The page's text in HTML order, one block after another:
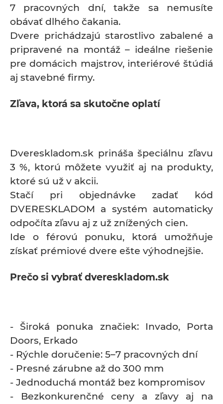
7 pracovných dní, takže sa nemusíte
obávať dlhého čakania.
Dvere prichádzajú starostlivo zabalené a
pripravené na montáž – ideálne riešenie
pre domácich majstrov, interiérové štúdiá
aj stavebné firmy.
Zľava, ktorá sa skutočne oplatí
Dvereskladom.sk prináša špeciálnu zľavu
3 %, ktorú môžete využiť aj na produkty,
ktoré sú už v akcii.
Stačí pri objednávke zadať kód
DVERESKLADOM a systém automaticky
odpočíta zľavu aj z už znížených cien.
Ide o férovú ponuku, ktorá umožňuje
získať prémiové dvere ešte výhodnejšie.
Prečo si vybrať dvereskladom.sk
- Široká ponuka značiek: Invado, Porta
Doors, Erkado
- Rýchle doručenie: 5–7 pracovných dní
- Presné zárubne až do 300 mm
- Jednoduchá montáž bez kompromisov
- Bezkonkurenčné ceny a zľavy aj na